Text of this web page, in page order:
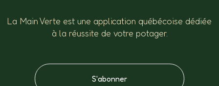
La Main Verte est une application québécoise dédiée
à la réussite de votre potager.
S'abonner